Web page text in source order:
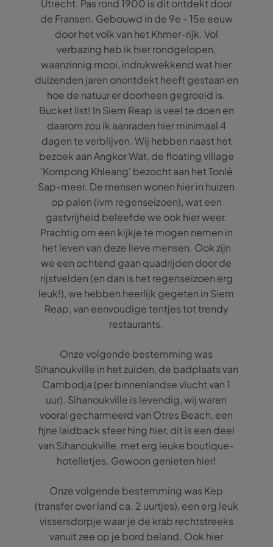
Utrecht. Pas rond 1900 is dit ontdekt door
de Fransen. Gebouwd in de 9e - 15e eeuw
door het volk van het Khmer-rijk. Vol
verbazing heb ik hier rondgelopen,
waanzinnig mooi, indrukwekkend wat hier
duizenden jaren onontdekt heeft gestaan en
hoe de natuur er doorheen gegroeid is.
Bucket list! In Siem Reap is veel te doen en
daarom zou ik aanraden hier minimaal 4
dagen te verblijven. Wij hebben naast het
bezoek aan Angkor Wat, de floating village
'Kompong Khleang' bezocht aan het Tonlé
Sap-meer. De mensen wonen hier in huizen
op palen (ivm regenseizoen), wat een
gastvrijheid beleefde we ook hier weer.
Prachtig om een kijkje te mogen nemen in
het leven van deze lieve mensen. Ook zijn
we een ochtend gaan quadrijden door de
rijstvelden (en dan is het regenseizoen erg
leuk!), we hebben heerlijk gegeten in Siem
Reap, van eenvoudige tentjes tot trendy
restaurants.
Onze volgende bestemming was
Sihanoukville in het zuiden, de badplaats van
Cambodja (per binnenlandse vlucht van 1
uur). Sihanoukville is levendig, wij waren
vooral gecharmeerd van Otres Beach, een
fijne laidback sfeer hing hier, dit is een deel
van Sihanoukville, met erg leuke boutique-
hotelletjes. Gewoon genieten hier!
Onze volgende bestemming was Kep
(transfer over land ca. 2 uurtjes), een erg leuk
vissersdorpje waar je de krab rechtstreeks
vanuit zee op je bord beland. Ook hier